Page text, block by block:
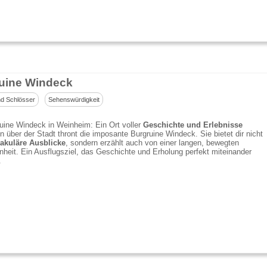
Windeck
Schlösser Sehenswürdigkeit
Windeck in Weinheim: Ein Ort vollerGeschichte und Erlebnisse
über der Stadt thront die imposante Burgruine Windeck. Sie bietet dir nicht
Ausblicke, sondern erzählt auch von einer langen, bewegten
Ein Ausflugsziel, das Geschichte und Erholung perfekt miteinander